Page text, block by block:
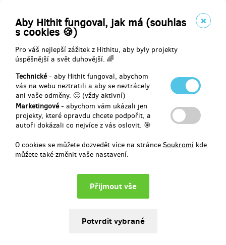
Aby Hithit fungoval, jak má (souhlas
s cookies 🍪)
Pro váš nejlepší zážitek z Hithitu, aby byly projekty
úspěšnější a svět duhovější. 🌈
Technické- aby Hithit fungoval, abychom
vás na webu neztratili a aby se neztrácely
ani vaše odměny. 🙂 (vždy aktivní)
Marketingové- abychom vám ukázali jen
projekty, které opravdu chcete podpořit, a
autoři dokázali co nejvíce z vás oslovit. 🎯
O cookies se můžete dozvedět více na stránce Soukromí kde
můžete také změnit vaše nastavení.
České Budějovice
Frýdek-Místek
nebo Č. pošta - doručení na adresu (potom nám prosím pošlete o
95 Kč více na poštovné)
Doručení odměny: na poštovní adresu, do měsíce po ukončení
projektu na Hithitu
299 Kč
zbývá 148z 150
6x balíček Sladkoslaný karamel
Kvalitní karamel obohacený o špetku soli.